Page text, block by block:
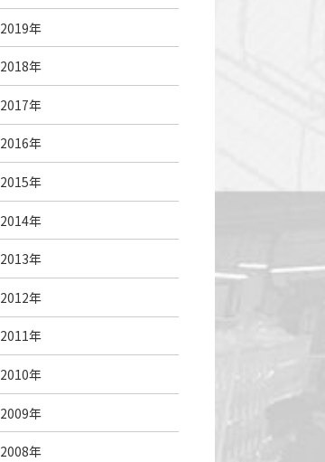
2019年
2018年
2017年
2016年
2015年
2014年
2013年
2012年
2011年
2010年
2009年
2008年